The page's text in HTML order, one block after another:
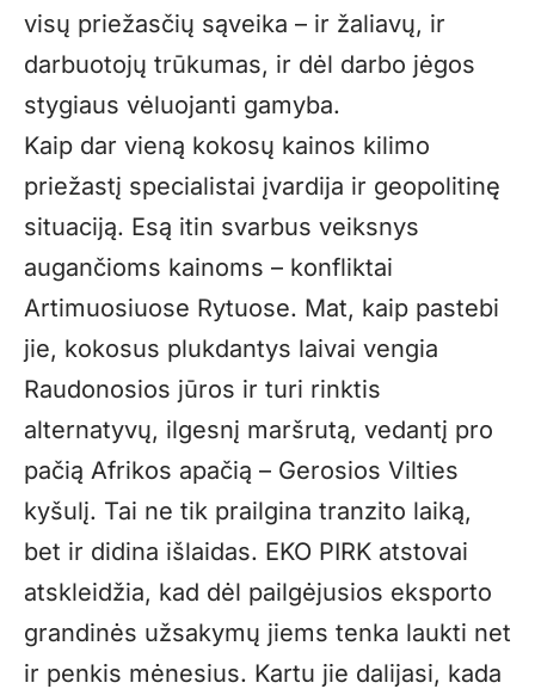
visų priežasčių sąveika – ir žaliavų, ir
darbuotojų trūkumas, ir dėl darbo jėgos
stygiaus vėluojanti gamyba.
Kaip dar vieną kokosų kainos kilimo
priežastį specialistai įvardija ir geopolitinę
situaciją. Esą itin svarbus veiksnys
augančioms kainoms – konfliktai
Artimuosiuose Rytuose. Mat, kaip pastebi
jie, kokosus plukdantys laivai vengia
Raudonosios jūros ir turi rinktis
alternatyvų, ilgesnį maršrutą, vedantį pro
pačią Afrikos apačią – Gerosios Vilties
kyšulį. Tai ne tik prailgina tranzito laiką,
bet ir didina išlaidas. EKO PIRK atstovai
atskleidžia, kad dėl pailgėjusios eksporto
grandinės užsakymų jiems tenka laukti net
ir penkis mėnesius. Kartu jie dalijasi, kada